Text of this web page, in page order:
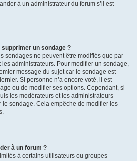
à un administrateur du forum s’il est
un sondage ?
sondages ne peuvent être modifiés que par
les administrateurs. Pour modifier un sondage,
message du sujet car le sondage est
Si personne n’a encore voté, il est
ou de modifier ses options. Cependant, si
les modérateurs et les administrateurs
le sondage. Cela empêche de modifier les
à un forum ?
à certains utilisateurs ou groupes